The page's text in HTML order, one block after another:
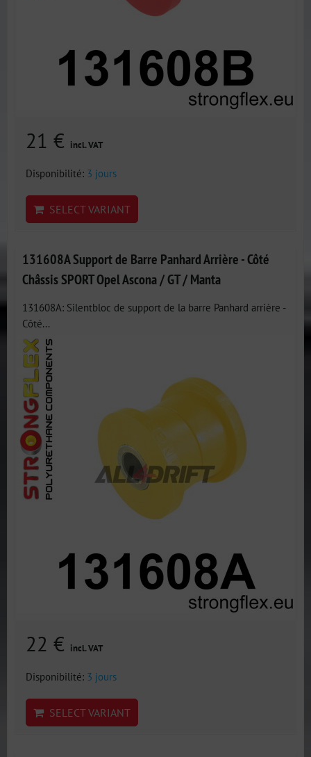
21 € incl. VAT
Disponibilité: 3 jours
SELECT VARIANT
131608A Support de Barre Panhard Arrière - Côté
Châssis SPORT Opel Ascona / GT / Manta
131608A: Silentbloc de support de la barre Panhard arrière -
Côté...
22 € incl. VAT
Disponibilité: 3 jours
SELECT VARIANT